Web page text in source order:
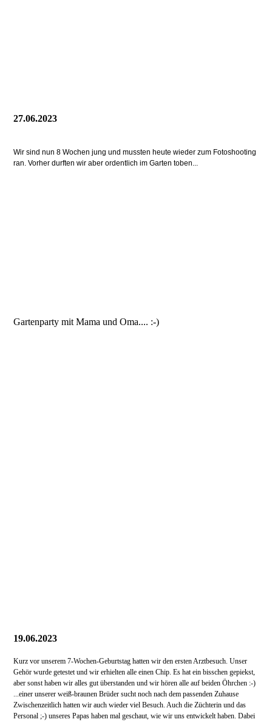
27.06.2023
Wir sind nun 8 Wochen jung und mussten heute wieder zum Fotoshooting
ran. Vorher durften wir aber ordentlich im Garten toben...
Gartenparty mit Mama und Oma.... :-)
19.06.2023
Kurz vor unserem 7-Wochen-Geburtstag hatten wir den ersten Arztbesuch. Unser
Gehör wurde getestet und wir erhielten alle einen Chip. Es hat ein bisschengepiekst,
aber sonst haben wir alles gut überstanden und wir hören alle auf beiden Öhrchen :-)
...einer unserer weiß-braunen Brüder sucht noch nach dem passenden Zuhause
Zwischenzeitlich hatten wir auch wieder viel Besuch. Auch die Züchterin und das
Personal ;-) unseres Papas haben mal geschaut, wie wir uns entwickelt haben. Dabei